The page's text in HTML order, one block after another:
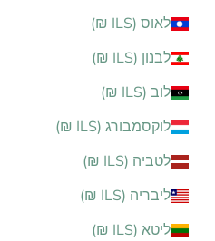
לאוס (ILS ₪)
לבנון (ILS ₪)
לוב (ILS ₪)
לוקסמבורג (ILS ₪)
לטביה (ILS ₪)
ליבריה (ILS ₪)
ליטא (ILS ₪)